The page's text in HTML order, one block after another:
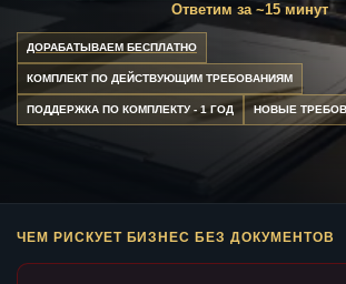
Ответим за ~15 минут
ДОРАБАТЫВАЕМ БЕСПЛАТНО
КОМПЛЕКТ ПО ДЕЙСТВУЮЩИМ ТРЕБОВАНИЯМ
ПОДДЕРЖКА ПО КОМПЛЕКТУ - 1 ГОД НОВЫЕ
ЧЕМ РИСКУЕТ БИЗНЕС БЕЗ ДОКУМЕНТОВ